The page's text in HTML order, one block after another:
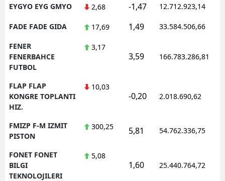
EYGYO EYG GMYO 2,68 -1,47 12.712.923,14
FADE FADE GIDA 17,69 1,49 33.584.506,66
FENER
FENERBAHCE
FUTBOL
3,17
3,59 166.783.286,81
FLAP FLAP
KONGRE TOPLANTI
HIZ.
10,03
-0,20 2.018.690,62
FMIZP F-M IZMIT
PISTON
300,25 5,81 54.762.336,75
FONET FONET
BILGI
TEKNOLOJILERI
5,08
1,60 25.440.764,72